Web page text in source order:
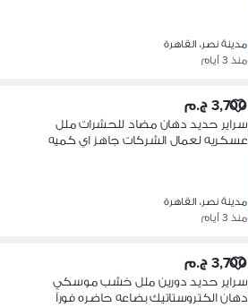
مدينة نصر، القاهرة
منذ 3 أيام
3,700 ج.م
سراير حديد دهان مضاد للحشرات ملل
عسكريه لعمال الشركات جاهز اي كميه
مدينة نصر، القاهرة
منذ 3 أيام
3,700 ج.م
سراير حديد دورين ملل خشب موسكي
دهان الكتروستاتيك بضاعه حاضره فورآ